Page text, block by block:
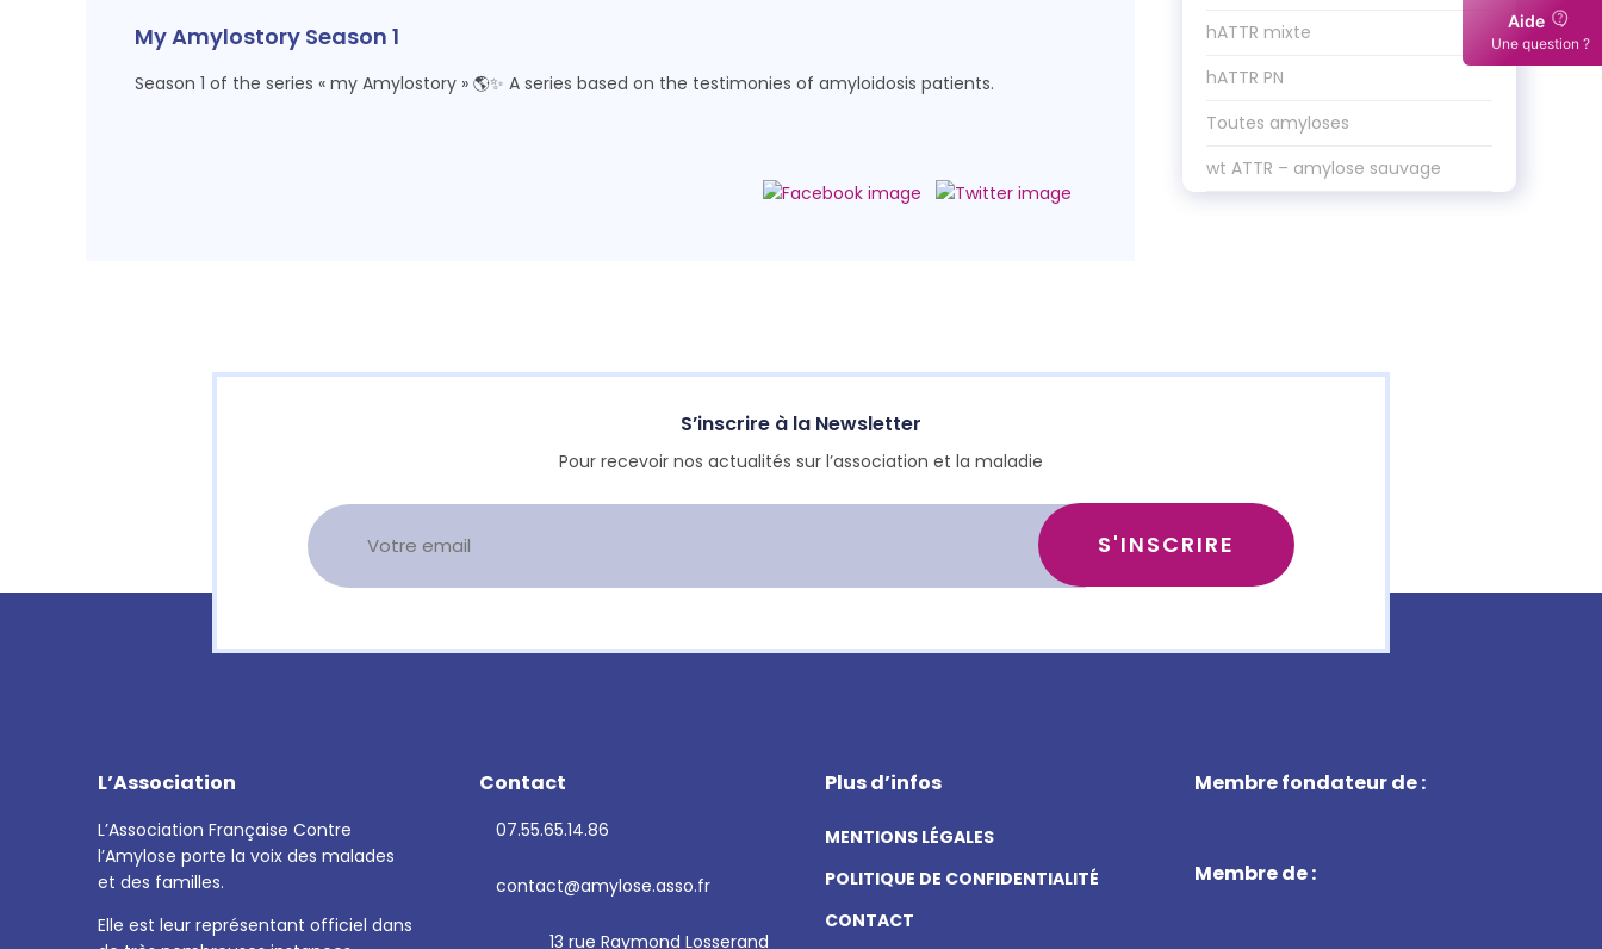
My Amylostory Season 1
Season 1 of the series « my Amylostory » 🌎✨ A series based on the testimonies of amyloidosis patients.
hATTR mixte
hATTR PN
Toutes amyloses
wt ATTR – amylose sauvage
S’inscrire à la Newsletter
Pour recevoir nos actualités sur l’association et la maladie
L’Association
L’Association Française Contre
l’Amylose porte la voix des malades
et des familles.
Elle est leur représentant officiel dans
Contact
07.55.65.14.86
contact@amylose.asso.fr
13 rue Raymond Losserand
Plus d’infos
MENTIONS LÉGALES
POLITIQUE DE CONFIDENTIALITÉ
CONTACT
Membre fondateur de :
Membre de :
Aide
Une question ?